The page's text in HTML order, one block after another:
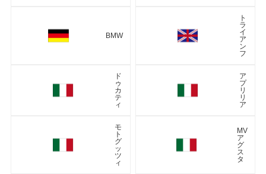
BMW
ト
ラ
イ
ア
ン
フ
ド
ゥ
カ
テ
ィ
ア
プ
リ
リ
ア
モ
ト
グ
ッ
ツ
ィ
MV
ア
グ
ス
タ